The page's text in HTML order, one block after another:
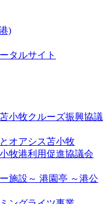
)
タルサイト
苫小牧クルーズ振興協議
オアシス苫小牧
牧港利用促進協議会
港園亭 ～港公